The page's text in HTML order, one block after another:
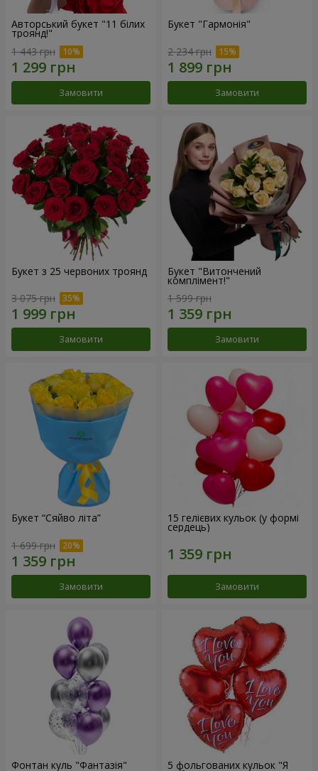
Авторський букет "11 білих
троянд!"
1 443 грн
Замовити
Букет "Гармонія"
2 234 грн
Замовити
Букет з 25 червоних троянд
3 075 грн
Замовити
Букет "Витончений
комплімент!"
1 599 грн
Замовити
Букет “Сяйво літа”
1 699 грн
Замовити
15 гелієвих кульок (у формі
сердець)
Замовити
Фонтан куль "Фантазія" 5 фольгованих кульок "Я